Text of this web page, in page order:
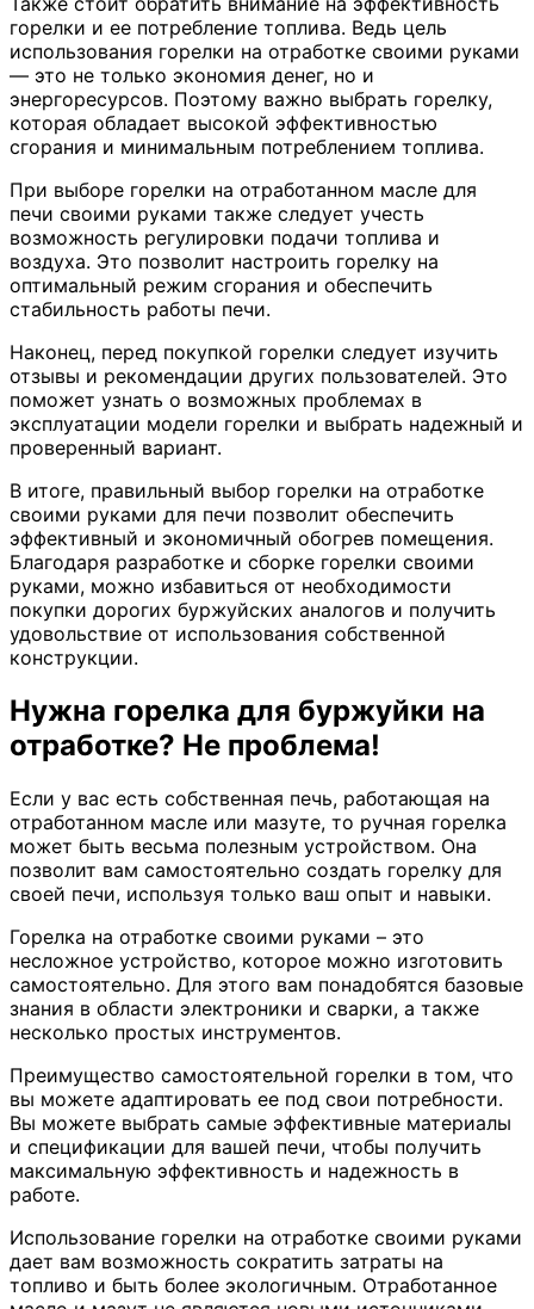
горелки и ее потребление топлива. Ведь цель
использования горелки на отработке своими руками
— это не только экономия денег, но и
энергоресурсов. Поэтому важно выбрать горелку,
которая обладает высокой эффективностью
сгорания и минимальным потреблением топлива.
При выборе горелки на отработанном масле для
печи своими руками также следует учесть
возможность регулировки подачи топлива и
воздуха. Это позволит настроить горелку на
оптимальный режим сгорания и обеспечить
стабильность работы печи.
Наконец, перед покупкой горелки следует изучить
отзывы и рекомендации других пользователей. Это
поможет узнать о возможных проблемах в
эксплуатации модели горелки и выбрать надежный и
проверенный вариант.
В итоге, правильный выбор горелки на отработке
своими руками для печи позволит обеспечить
эффективный и экономичный обогрев помещения.
Благодаря разработке и сборке горелки своими
руками, можно избавиться от необходимости
покупки дорогих буржуйских аналогов и получить
удовольствие от использования собственной
конструкции.
Нужна горелка для буржуйки на
отработке? Не проблема!
Если у вас есть собственная печь, работающая на
отработанном масле или мазуте, то ручная горелка
может быть весьма полезным устройством. Она
позволит вам самостоятельно создать горелку для
своей печи, используя только ваш опыт и навыки.
Горелка на отработке своими руками – это
несложное устройство, которое можно изготовить
самостоятельно. Для этого вам понадобятся базовые
знания в области электроники и сварки, а также
несколько простых инструментов.
Преимущество самостоятельной горелки в том, что
вы можете адаптировать ее под свои потребности.
Вы можете выбрать самые эффективные материалы
и спецификации для вашей печи, чтобы получить
максимальную эффективность и надежность в
работе.
Использование горелки на отработке своими руками
дает вам возможность сократить затраты на
топливо и быть более экологичным. Отработанное